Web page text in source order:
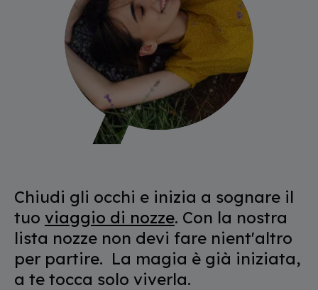
Chiudi gli occhi e inizia a sognare il
tuo viaggio di nozze. Con la nostra
lista nozze non devi fare nient'altro
per partire. La magia è già iniziata,
a te tocca solo viverla.